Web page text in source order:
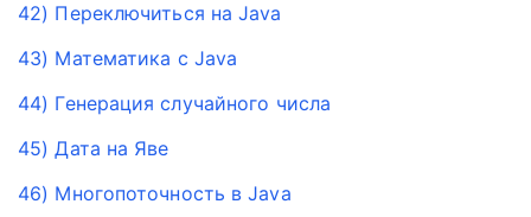
42) Переключиться на Java
43) Математика с Java
44) Генерация случайного числа
45) Дата на Яве
46) Многопоточность в Java